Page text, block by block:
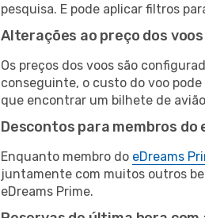
pesquisa. E pode aplicar filtros
Alterações ao preço dos
Os preços dos voos são
conseguinte, o custo do voo
que encontrar um bilhete de
Descontos para membros do
Enquanto membro do eDreams
juntamente com muitos outros
eDreams Prime.